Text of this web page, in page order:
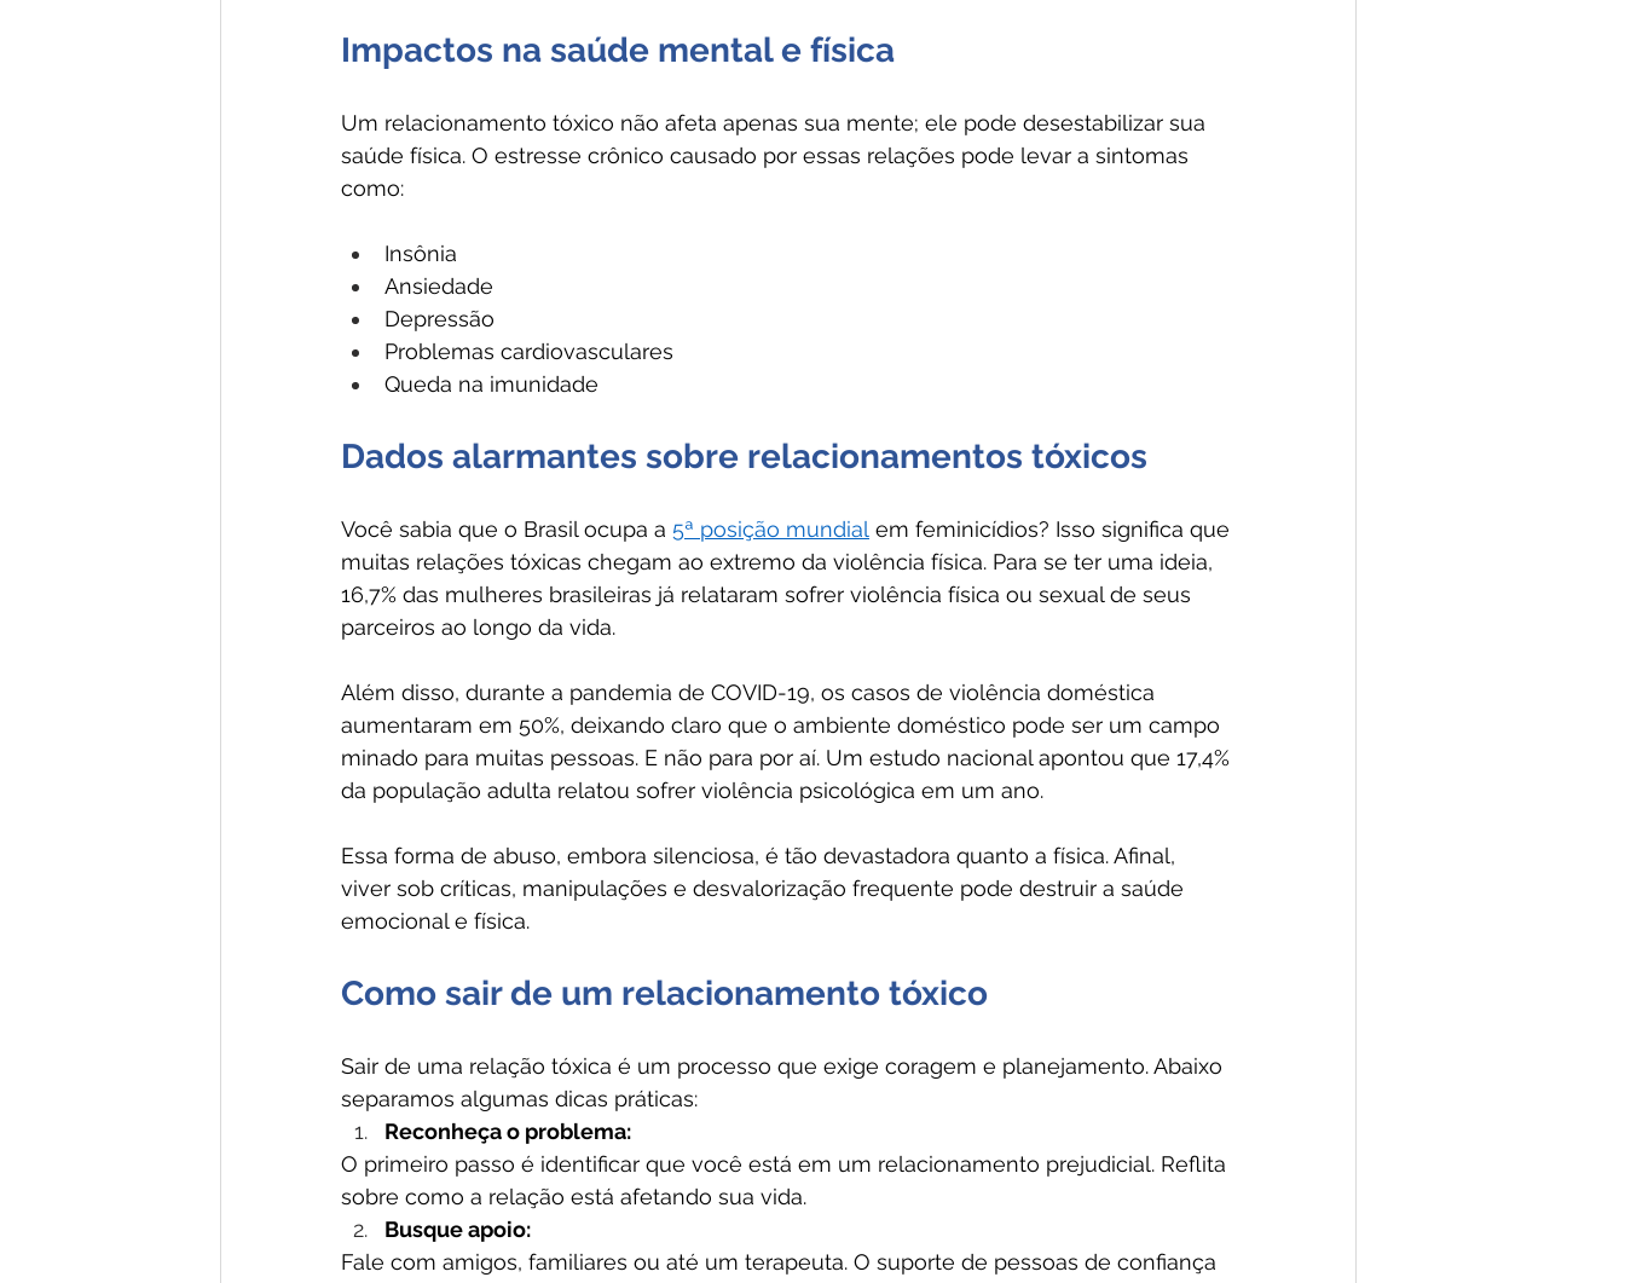
Impactos na saúde mental e física
Um relacionamento tóxico não afeta apenas sua mente; ele pode desestabilizar sua
saúde física. O estresse crônico causado por essas relações pode levar a sintomas
como:
Insônia
Ansiedade
Depressão
Problemas cardiovasculares
Queda na imunidade
Dados alarmantes sobre relacionamentos tóxicos
Você sabia que o Brasil ocupa a 5ª posição mundial em feminicídios? Isso significa que
muitas relações tóxicas chegam ao extremo da violência física. Para se ter uma ideia,
16,7% das mulheres brasileiras já relataram sofrer violência física ou sexual de seus
parceiros ao longo da vida.
Além disso, durante a pandemia de COVID-19, os casos de violência doméstica
aumentaram em 50%, deixando claro que o ambiente doméstico pode ser um campo
minado para muitas pessoas. E não para por aí. Um estudo nacional apontou que 17,4%
da população adulta relatou sofrer violência psicológica em um ano.
Essa forma de abuso, embora silenciosa, é tão devastadora quanto a física. Afinal,
viver sob críticas, manipulações e desvalorização frequente pode destruir a saúde
emocional e física.
Como sair de um relacionamento tóxico
Sair de uma relação tóxica é um processo que exige coragem e planejamento. Abaixo
separamos algumas dicas práticas:
Reconheça o problema:
O primeiro passo é identificar que você está em um relacionamento prejudicial. Reflita
sobre como a relação está afetando sua vida.
Busque apoio:
Fale com amigos, familiares ou até um terapeuta. O suporte de pessoas de confiança